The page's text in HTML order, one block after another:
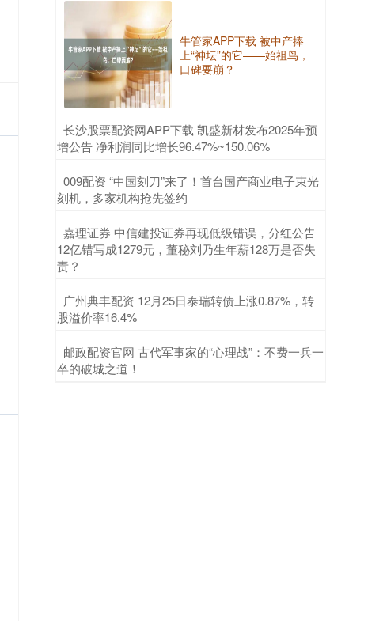
牛管家APP下载 被中产捧
上“神坛”的它——始祖鸟，
口碑要崩？
​长沙股票配资网APP下载 凯盛新材发布2025年预
增公告 净利润同比增长96.47%~150.06%
​009配资 “中国刻刀”来了！首台国产商业电子束光
刻机，多家机构抢先签约
​嘉理证券 中信建投证券再现低级错误，分红公告
12亿错写成1279元，董秘刘乃生年薪128万是否失
责？
​广州典丰配资 12月25日泰瑞转债上涨0.87%，转
股溢价率16.4%
​邮政配资官网 古代军事家的“心理战”：不费一兵一
卒的破城之道！